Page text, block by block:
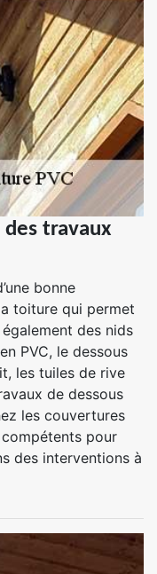
travaux
bonne
toiture qui permet
des nids
PVC, le dessous
les tuiles de rive
de dessous
les couvertures
pour
des interventions à